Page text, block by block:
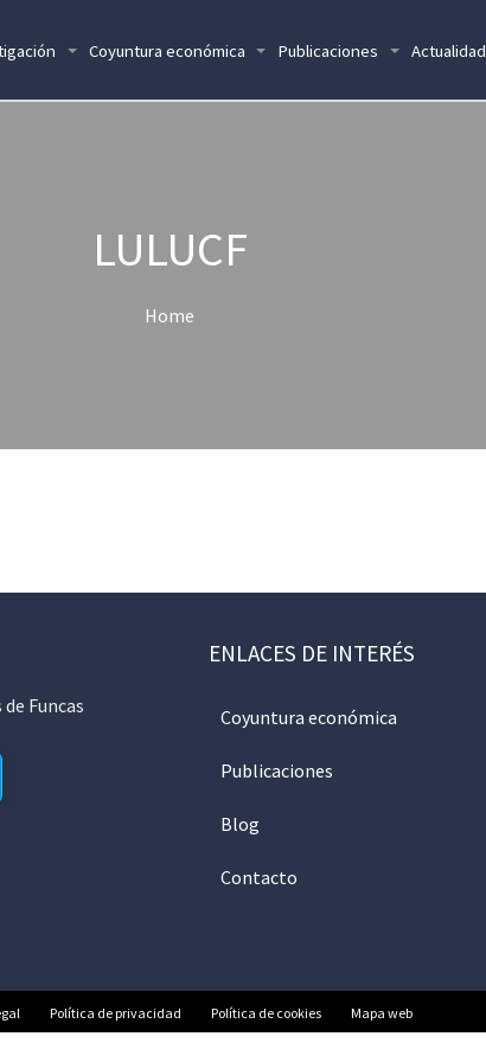
Coyuntura económica Publicaciones Actualidad
LULUCF
Home
Funcas
ENLACES DE INTERÉS
Coyuntura económica
Publicaciones
Blog
Contacto
Política de privacidad Política de cookies Mapa web